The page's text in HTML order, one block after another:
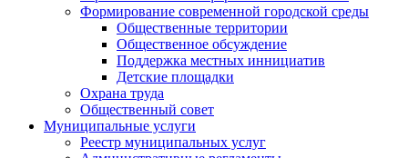
Формирование современной городской среды
Общественные территории
Общественное обсуждение
Поддержка местных иннициатив
Детские площадки
Охрана труда
Общественный совет
Муниципальные услуги
Реестр муниципальных услуг